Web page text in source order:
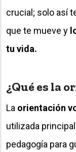
crucial; solo así
que te mueve y
tu vida.
¿Qué es la
La orientación
utilizada
pedagogía para